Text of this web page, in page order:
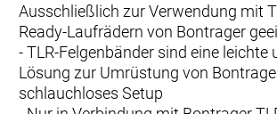
Ausschließlich zur Verwendung mit
Ready-Laufrädern von Bontrager
- TLR-Felgenbänder sind eine leichte
Lösung zur Umrüstung von
schlauchloses Setup